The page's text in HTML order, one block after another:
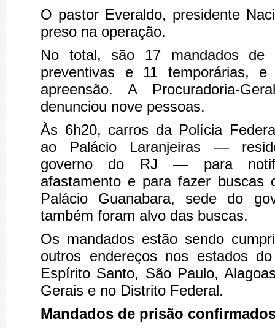
O pastor Everaldo, presidente
preso na operação.
No total, são 17 mandados de
preventivas e 11 temporárias,
apreensão. A Procuradoria-
denunciou nove pessoas.
Às 6h20, carros da Polícia
ao Palácio Laranjeiras —
governo do RJ — para
afastamento e para fazer buscas
Palácio Guanabara, sede do
também foram alvo das buscas.
Os mandados estão sendo
outros endereços nos estados
Espírito Santo, São Paulo,
Gerais e no Distrito Federal.
Mandados de prisão